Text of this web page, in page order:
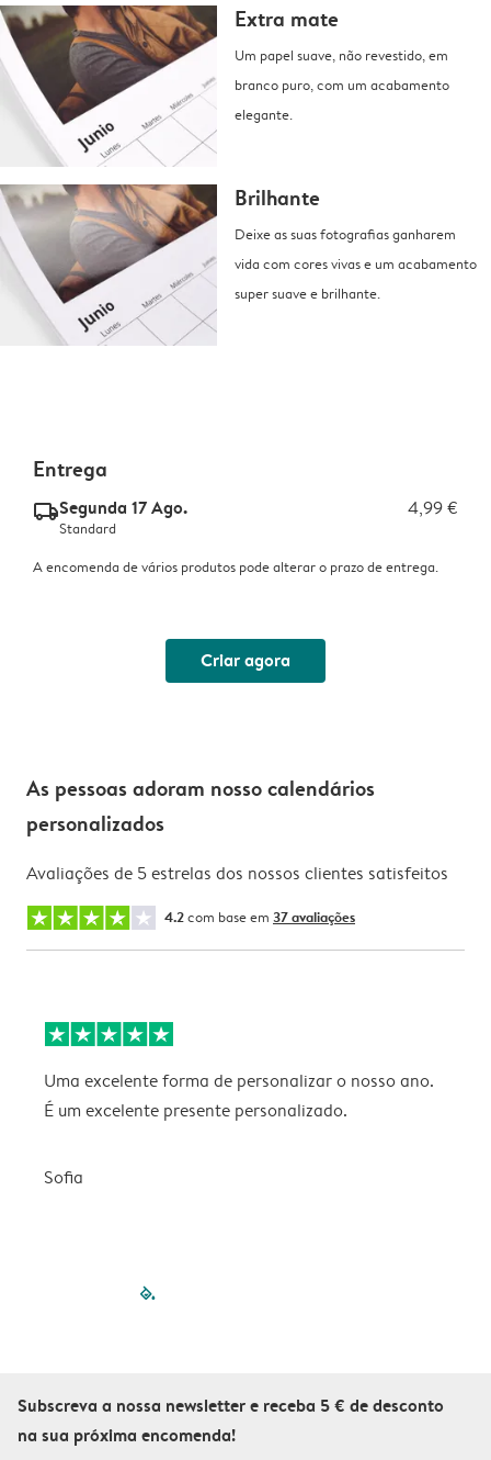
Extra mate
Um papel suave, não revestido, em
branco puro, com um acabamento
elegante.
Brilhante
Deixe as suas fotografias ganharem
vida com cores vivas e um acabamento
super suave e brilhante.
Entrega
delivery_standard_v2Segunda 17 Ago. 4,99 €
Standard
A encomenda de vários produtos pode alterar o prazo de entrega.
Criar agora
As pessoas adoram nosso calendários
personalizados
Avaliações de 5 estrelas dos nossos clientes satisfeitos
4.2com base em 37 avaliações
Uma excelente forma de personalizar o nosso ano.
É um excelente presente personalizado.
Sofia
filled-pagination
Subscreva a nossa newsletter e receba 5 € de desconto
na sua próxima encomenda!